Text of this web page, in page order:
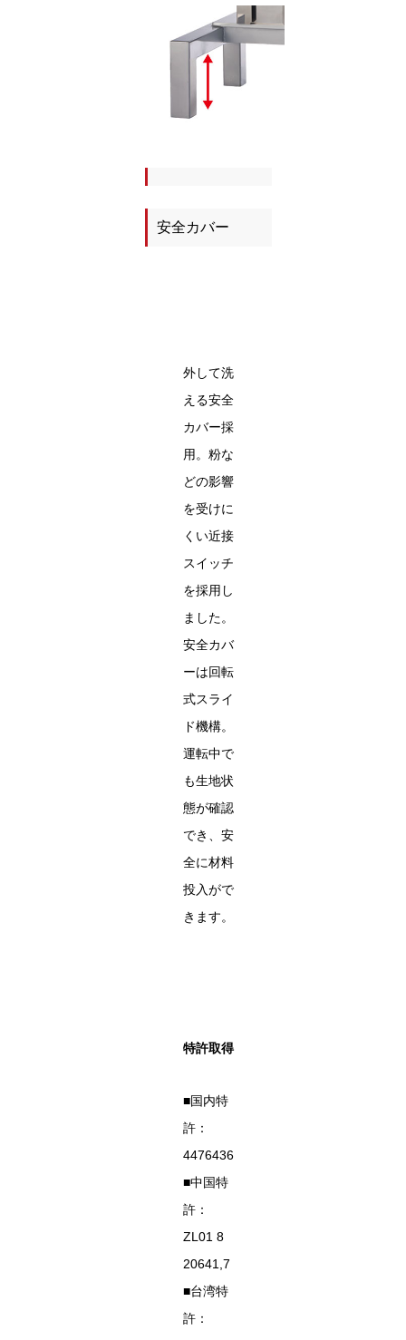
安全カバー
外して洗
える安全
カバー採
用。粉な
どの影響
を受けに
くい近接
スイッチ
を採用し
ました。
安全カバ
ーは回転
式スライ
ド機構。
運転中で
も生地状
態が確認
でき、安
全に材料
投入がで
きます。
特許取得
■国内特
許：
4476436
■中国特
許：
ZL01 8
20641,7
■台湾特
許：